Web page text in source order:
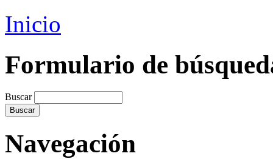
Inicio
Formulario de
Buscar
Navegación